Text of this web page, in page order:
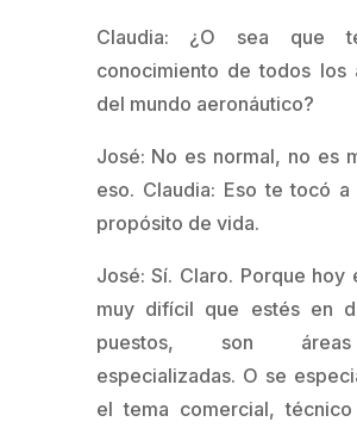
Claudia: ¿O sea que
conocimiento de todos los
del mundo aeronáutico?
José: No es normal, no es
eso. Claudia: Eso te tocó a
propósito de vida.
José: Sí. Claro. Porque hoy
muy difícil que estés en
puestos, son
especializadas. O se
el tema comercial,